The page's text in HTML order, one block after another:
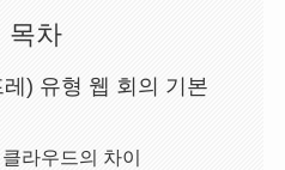
목차
) 유형 웹 회의 기본
라우드의 차이